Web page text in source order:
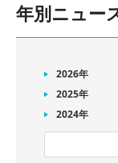
年別ニュー
2026年
2025年
2024年